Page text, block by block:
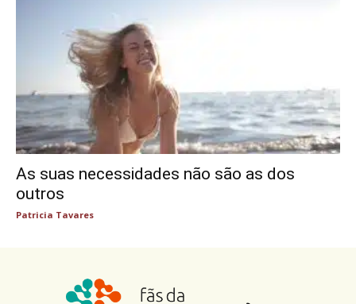
As suas necessidades não são as dos
outros
Patricia Tavares